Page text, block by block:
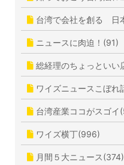
台湾で会社を創る 日
ニュースに肉迫！(91)
総経理のちょっといい
ワイズニュースこぼれ
台湾産業ココがスゴイ
ワイズ横丁(996)
月間５大ニュース(374)